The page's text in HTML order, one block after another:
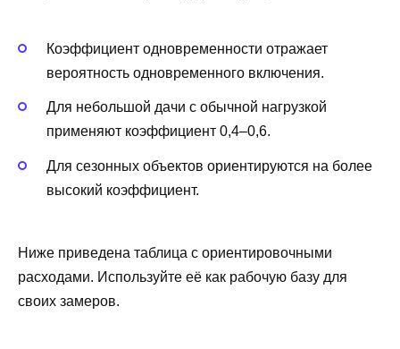
Коэффициент одновременности отражает
вероятность одновременного включения.
Для небольшой дачи с обычной нагрузкой
применяют коэффициент 0,4–0,6.
Для сезонных объектов ориентируются на более
высокий коэффициент.
Ниже приведена таблица с ориентировочными
расходами. Используйте её как рабочую базу для
своих замеров.